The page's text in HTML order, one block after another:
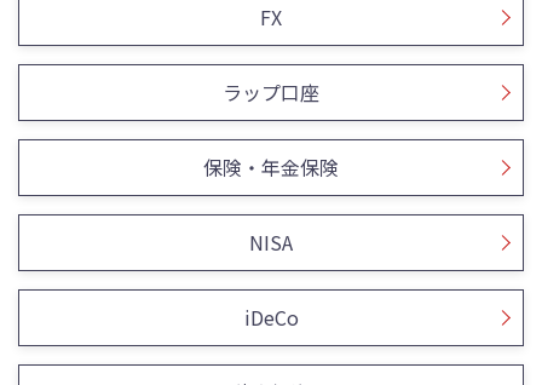
FX
ラップ口座
保険・年金保険
NISA
iDeCo